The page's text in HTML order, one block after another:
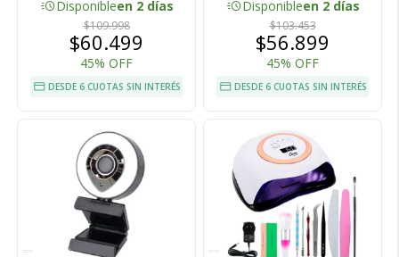
acuteDisponibleen 2 días
$109.998
$60.499
45% OFF
DESDE 6 CUOTAS SIN INTERÉS
acuteDisponibleen 2 días
$103.453
$56.899
45% OFF
DESDE 6 CUOTAS SIN INTERÉS